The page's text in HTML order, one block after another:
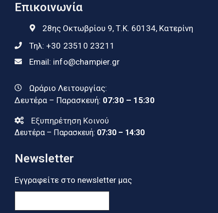
Επικοινωνία
28ης Οκτωβρίου 9, Τ.Κ. 60134, Κατερίνη
Τηλ: +30 23510 23211
Email: info@champier.gr
Ωράριο Λειτουργίας:
Δευτέρα – Παρασκευή: 07:30 – 15:30
Εξυπηρέτηση Κοινού
Δευτέρα – Παρασκευή: 07:30 – 14:30
Newsletter
Εγγραφείτε στο newsletter μας